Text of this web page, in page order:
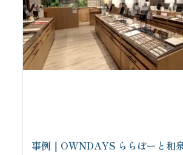
事例｜OWNDAYS ららぽーと和